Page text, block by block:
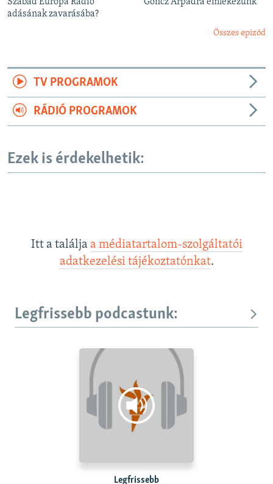
Szabad Európa Rádió
adásának zavarásába?
Göncz Árpádra emlékezünk
Összes epizód
TV PROGRAMOK
RÁDIÓ PROGRAMOK
Ezek is érdekelhetik:
Itt a találja a médiatartalom-szolgáltatói
adatkezelési tájékoztatónkat.
Legfrissebb podcastunk:
Legfrissebb